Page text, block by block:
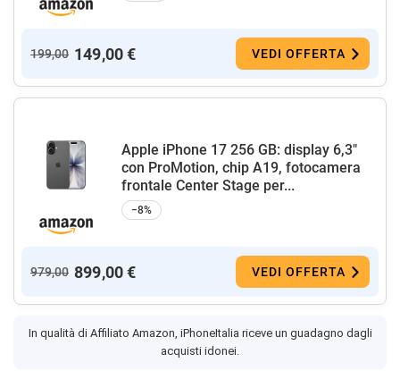
199,00 149,00 € VEDI OFFERTA
Apple iPhone 17 256 GB: display 6,3"
con ProMotion, chip A19, fotocamera
frontale Center Stage per...
−8%
979,00 899,00 € VEDI OFFERTA
In qualità di Affiliato Amazon, iPhoneItalia riceve un guadagno dagli
acquisti idonei.